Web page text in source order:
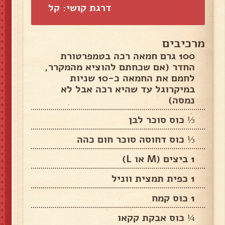
דרגת קושי: קל
מרכיבים
100 גרם חמאה רכה בטמפרטורת
החדר (אם שכחתם להוציא מהמקרר,
לחמם את החמאה כ-10 שניות
במיקרוגל עד שהיא רכה אבל לא
נמסה)
⅓ כוס סוכר לבן
⅓ כוס דחוסה סוכר חום כהה
1 ביצים (M או L)
1 כפית תמצית ווניל
1 כוס קמח
¼ כוס אבקת קקאו